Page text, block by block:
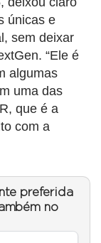
únicas e
sem deixar
“Ele é
algumas
uma das
que é a
com a
preferida
no